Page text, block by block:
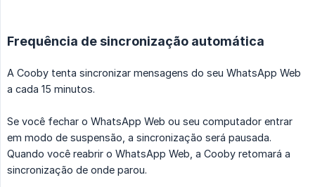
Frequência de sincronização automática
A Cooby tenta sincronizar mensagens do seu WhatsApp Web
a cada 15 minutos.
Se você fechar o WhatsApp Web ou seu computador entrar
em modo de suspensão, a sincronização será pausada.
Quando você reabrir o WhatsApp Web, a Cooby retomará a
sincronização de onde parou.